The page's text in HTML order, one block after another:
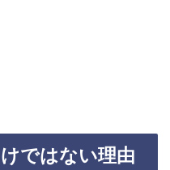
ではない理由